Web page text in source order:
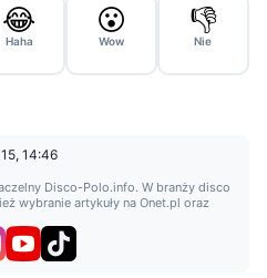
😂
Haha
😮
Wow
👎
Nie
14:46
Disco-Polo.info. W branży disco
wybranie artykuły na Onet.pl oraz